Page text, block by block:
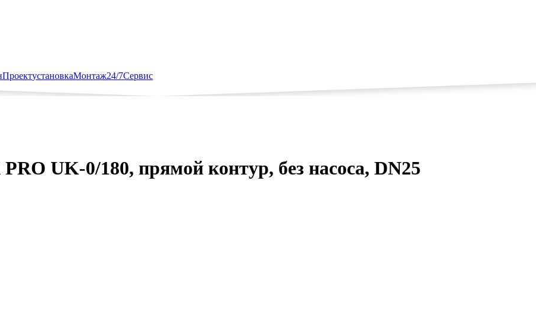
ПроектустановкаМонтаж24/7Сервис
UK-0/180, прямой контур, без насоса, DN25